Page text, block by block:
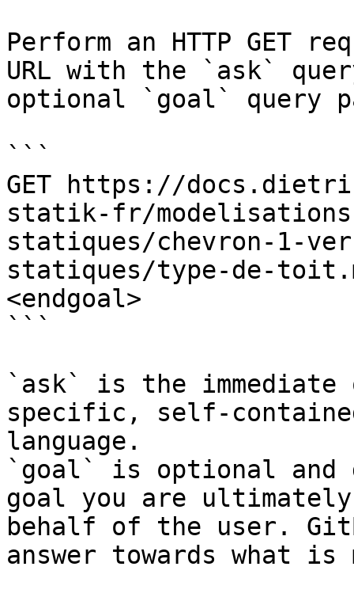
Perform an HTTP GET
URL with the `ask`
optional `goal` query
```
GET https://
statik-fr/
statiques/chevron-1-
statiques/type-de-
<endgoal>
```
`ask` is the
specific, self-
language.
`goal` is optional and
goal you are
behalf of the user.
answer towards what